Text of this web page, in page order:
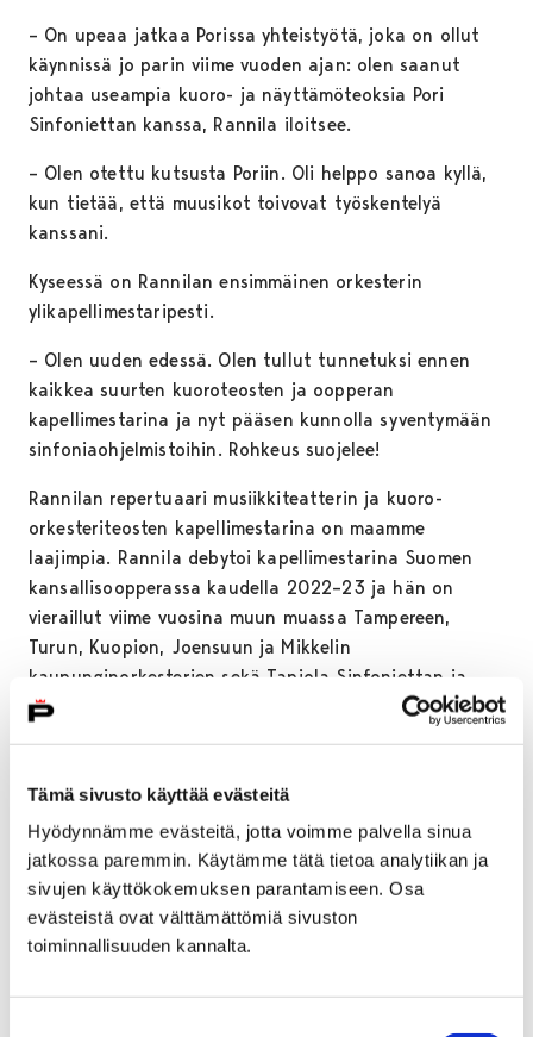
Tämä sivusto käyttää evästeitä
Hyödynnämme evästeitä, jotta voimme palvella sinua
jatkossa paremmin. Käytämme tätä tietoa analytiikan ja
sivujen käyttökokemuksen parantamiseen. Osa
evästeistä ovat välttämättömiä sivuston
toiminnallisuuden kannalta.
– On upeaa jatkaa Porissa yhteistyötä, joka on ollut
käynnissä jo parin viime vuoden ajan: olen saanut
johtaa useampia kuoro- ja näyttämöteoksia Pori
Sinfoniettan kanssa, Rannila iloitsee.
– Olen otettu kutsusta Poriin. Oli helppo sanoa kyllä,
kun tietää, että muusikot toivovat työskentelyä
kanssani.
Kyseessä on Rannilan ensimmäinen orkesterin
ylikapellimestaripesti.
– Olen uuden edessä. Olen tullut tunnetuksi ennen
kaikkea suurten kuoroteosten ja oopperan
kapellimestarina ja nyt pääsen kunnolla syventymään
sinfoniaohjelmistoihin. Rohkeus suojelee!
Rannilan repertuaari musiikkiteatterin ja kuoro-
orkesteriteosten kapellimestarina on maamme
laajimpia. Rannila debytoi kapellimestarina Suomen
kansallisoopperassa kaudella 2022–23 ja hän on
vieraillut viime vuosina muun muassa Tampereen,
Turun, Kuopion, Joensuun ja Mikkelin
kaupunginorkesterien sekä Tapiola Sinfoniettan ja
Kymi Sinfoniettan kapellimestarina.
hahmotella heti.
– On inspiroivaa suunnitella ohjelmistoa, joka on niin
taiteellisesti minulle ja muusikoille mielekästä kuin
samalla tietysti porilaisyleisölle mieluista kuultavaa!
Ensimmäinen syksyni Porissa sisältää paljon sinfonista
vokaalimusiikkia.
Ylikapellimestarikautensa ohjelmistoon Rannila lupaa
tuttuja helmiä ja uusia tuulahduksia tämän hetken